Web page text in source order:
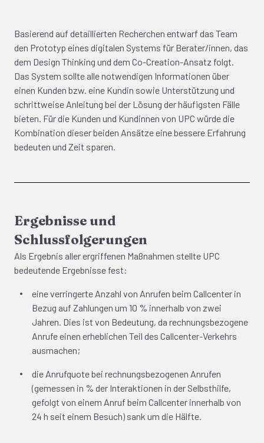
Basierend auf detaillierten Recherchen entwarf das Team
den Prototyp eines digitalen Systems für Berater/innen, das
dem Design Thinking und dem Co-Creation-Ansatz folgt.
Das System sollte alle notwendigen Informationen über
einen Kunden bzw. eine Kundin sowie Unterstützung und
schrittweise Anleitung bei der Lösung der häufigsten Fälle
bieten. Für die Kunden und Kundinnen von UPC würde die
Kombination dieser beiden Ansätze eine bessere Erfahrung
bedeuten und Zeit sparen.
Ergebnisse und
Schlussfolgerungen
Als Ergebnis aller ergriffenen Maßnahmen stellte UPC
bedeutende Ergebnisse fest:
eine verringerte Anzahl von Anrufen beim Callcenter in
Bezug auf Zahlungen um 10 % innerhalb von zwei
Jahren. Dies ist von Bedeutung, da rechnungsbezogene
Anrufe einen erheblichen Teil des Callcenter-Verkehrs
ausmachen;
die Anrufquote bei rechnungsbezogenen Anrufen
(gemessen in % der Interaktionen in der Selbsthilfe,
gefolgt von einem Anruf beim Callcenter innerhalb von
24 h seit einem Besuch) sank um die Hälfte.